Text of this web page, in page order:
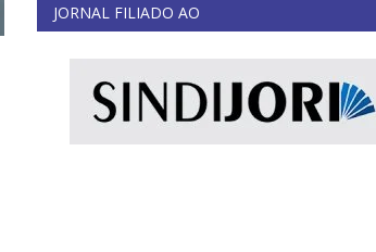
JORNAL FILIADO AO